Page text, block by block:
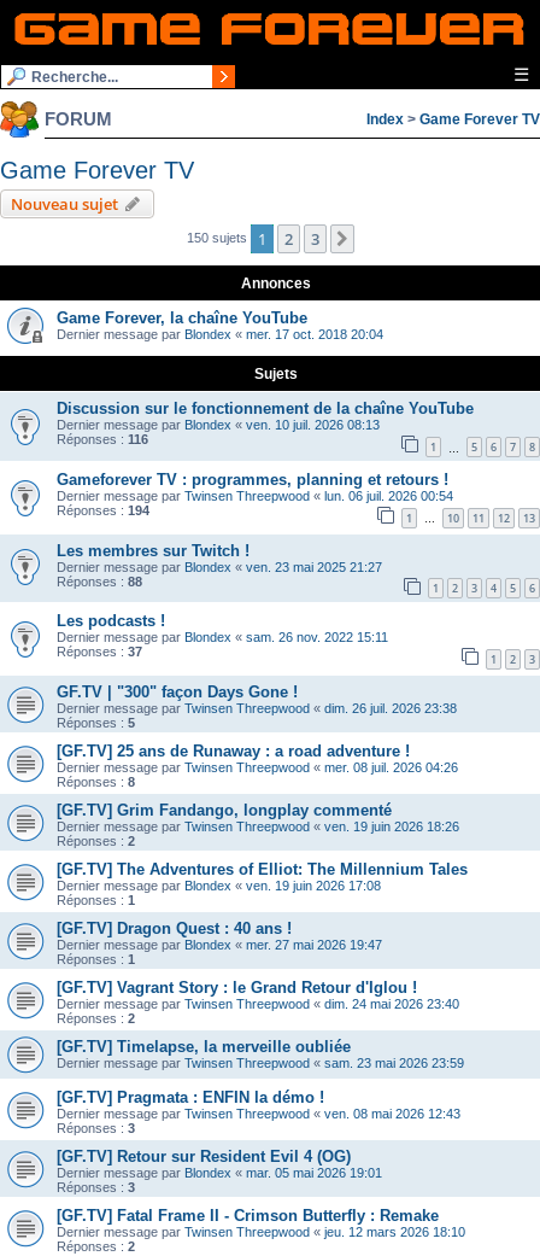
☰
FORUM Index > Game Forever TV
Game Forever TV
Nouveau sujet
150 sujets 1 2 3
Annonces
Game Forever, la chaîne YouTube
Dernier message par Blondex « mer. 17 oct. 2018 20:04
Sujets
Discussion sur le fonctionnement de la chaîne YouTube
Dernier message par Blondex « ven. 10 juil. 2026 08:13
Réponses : 116 1 5 6 7 8
Gameforever TV : programmes, planning et retours !
Dernier message par Twinsen Threepwood « lun. 06 juil. 2026 00:54
Réponses : 194 1 … 10 11 12 13
Les membres sur Twitch !
Dernier message par Blondex « ven. 23 mai 2025 21:27
Réponses : 88 1 2 3 4 5 6
Les podcasts !
Dernier message par Blondex « sam. 26 nov. 2022 15:11
Réponses : 37 1 2 3
GF.TV | "300" façon Days Gone !
Dernier message par Twinsen Threepwood « dim. 26 juil. 2026 23:38
Réponses : 5
[GF.TV] 25 ans de Runaway : a road adventure !
Dernier message par Twinsen Threepwood « mer. 08 juil. 2026 04:26
Réponses : 8
[GF.TV] Grim Fandango, longplay commenté
Dernier message par Twinsen Threepwood « ven. 19 juin 2026 18:26
Réponses : 2
[GF.TV] The Adventures of Elliot: The Millennium Tales
Dernier message par Blondex « ven. 19 juin 2026 17:08
Réponses : 1
[GF.TV] Dragon Quest : 40 ans !
Dernier message par Blondex « mer. 27 mai 2026 19:47
Réponses : 1
[GF.TV] Vagrant Story : le Grand Retour d'Iglou !
Dernier message par Twinsen Threepwood « dim. 24 mai 2026 23:40
Réponses : 2
[GF.TV] Timelapse, la merveille oubliée
Dernier message par Twinsen Threepwood « sam. 23 mai 2026 23:59
[GF.TV] Pragmata : ENFIN la démo !
Dernier message par Twinsen Threepwood « ven. 08 mai 2026 12:43
Réponses : 3
[GF.TV] Retour sur Resident Evil 4 (OG)
Dernier message par Blondex « mar. 05 mai 2026 19:01
Réponses : 3
[GF.TV] Fatal Frame II - Crimson Butterfly : Remake
Dernier message par Twinsen Threepwood « jeu. 12 mars 2026 18:10
Réponses : 2